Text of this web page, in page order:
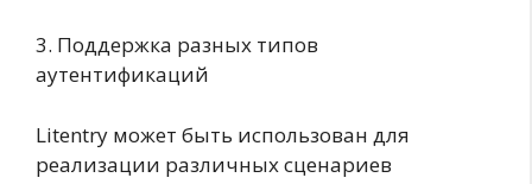
3. Поддержка разных типов
аутентификаций
Litentry может быть использован для
реализации различных сценариев